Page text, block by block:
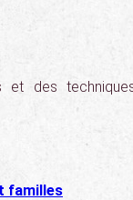
des
familles